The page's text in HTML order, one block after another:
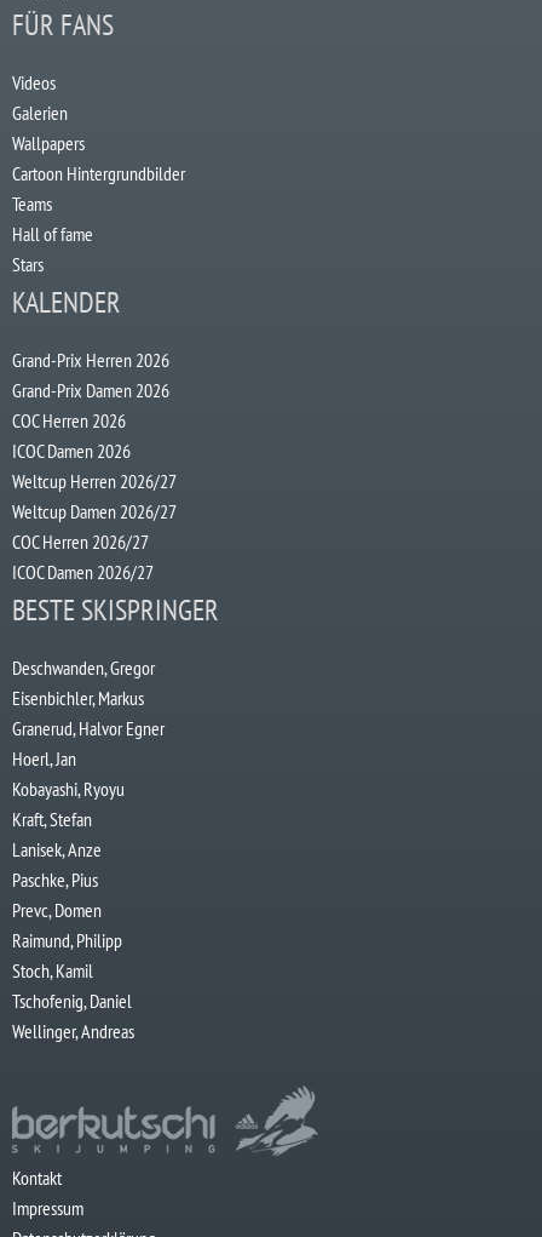
FÜR FANS
Videos
Galerien
Wallpapers
Cartoon Hintergrundbilder
Teams
Hall of fame
Stars
KALENDER
Grand-Prix Herren 2026
Grand-Prix Damen 2026
COC Herren 2026
ICOC Damen 2026
Weltcup Herren 2026/27
Weltcup Damen 2026/27
COC Herren 2026/27
ICOC Damen 2026/27
BESTE SKISPRINGER
Deschwanden, Gregor
Eisenbichler, Markus
Granerud, Halvor Egner
Hoerl, Jan
Kobayashi, Ryoyu
Kraft, Stefan
Lanisek, Anze
Paschke, Pius
Prevc, Domen
Raimund, Philipp
Stoch, Kamil
Tschofenig, Daniel
Wellinger, Andreas
Kontakt
Impressum